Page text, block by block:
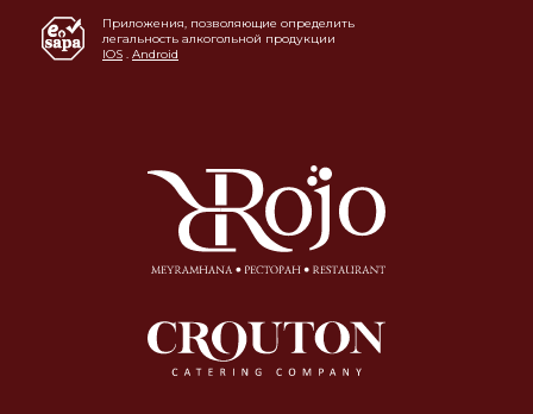
Приложения, позволяющие определить
легальность алкогольной продукции
IOS . Android